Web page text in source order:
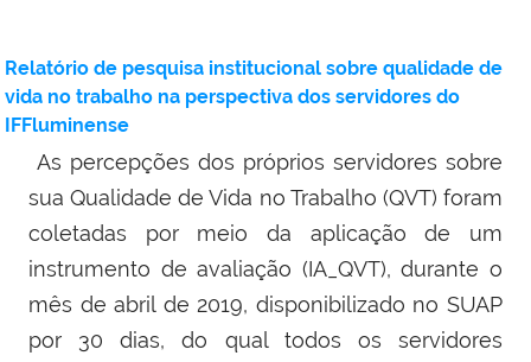
Relatório de pesquisa institucional sobre qualidade de
vida no trabalho na perspectiva dos servidores do
IFFluminense
As percepções dos próprios servidores sobre
sua Qualidade de Vida no Trabalho (QVT) foram
coletadas por meio da aplicação de um
instrumento de avaliação (IA_QVT), durante o
mês de abril de 2019, disponibilizado no SUAP
por 30 dias, do qual todos os servidores